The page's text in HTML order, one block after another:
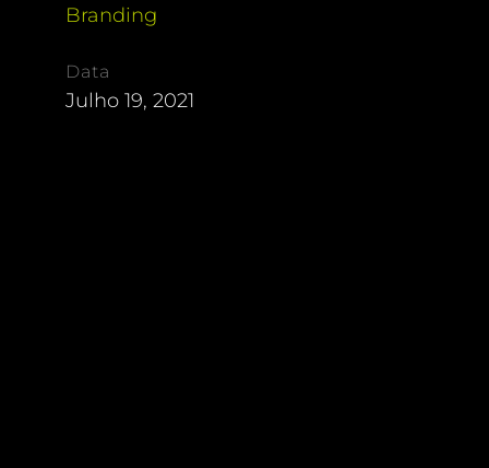
Branding
Data
Julho 19, 2021